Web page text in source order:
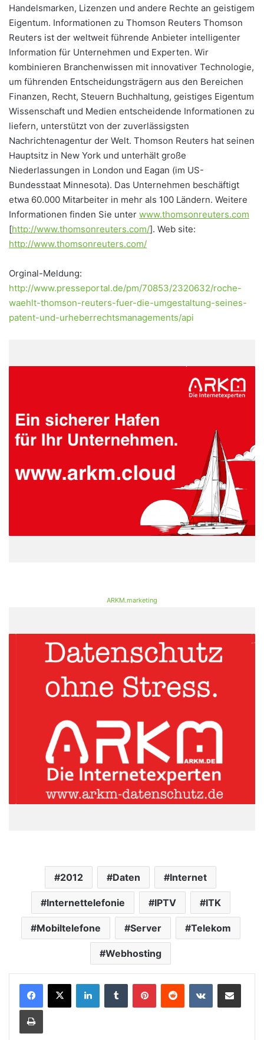
Handelsmarken, Lizenzen und andere Rechte an geistigem
Eigentum. Informationen zu Thomson Reuters Thomson
Reuters ist der weltweit führende Anbieter intelligenter
Information für Unternehmen und Experten. Wir
kombinieren Branchenwissen mit innovativer Technologie,
um führenden Entscheidungsträgern aus den Bereichen
Finanzen, Recht, Steuern Buchhaltung, geistiges Eigentum
Wissenschaft und Medien entscheidende Informationen zu
liefern, unterstützt von der zuverlässigsten
Nachrichtenagentur der Welt. Thomson Reuters hat seinen
Hauptsitz in New York und unterhält große
Niederlassungen in London und Eagan (im US-
Bundesstaat Minnesota). Das Unternehmen beschäftigt
etwa 60.000 Mitarbeiter in mehr als 100 Ländern. Weitere
Informationen finden Sie unter www.thomsonreuters.com
[http://www.thomsonreuters.com/]. Web site:
http://www.thomsonreuters.com/
Orginal-Meldung:
http://www.presseportal.de/pm/70853/2320632/roche-
waehlt-thomson-reuters-fuer-die-umgestaltung-seines-
patent-und-urheberrechtsmanagements/api
ARKM.marketing
2012 Daten Internet
Internettelefonie IPTV ITK
Mobiltelefone Server Telekom
Webhosting